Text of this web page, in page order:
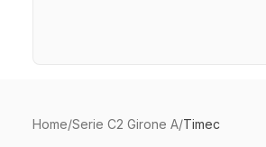
Home/Serie C2 Girone A/Timec